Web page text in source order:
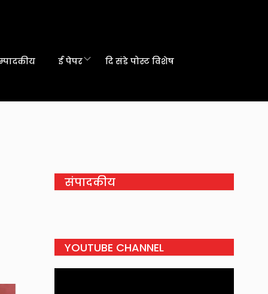
ई पेपर दि संडे पोस्ट विशेष
संपादकीय
YOUTUBE CHANNEL